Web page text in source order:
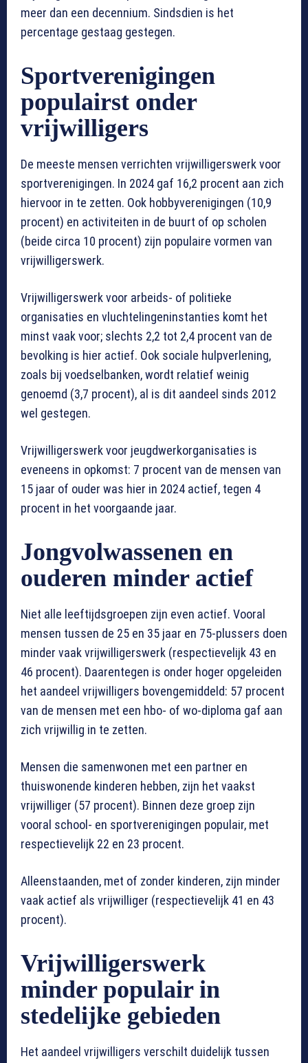
meer dan een decennium. Sindsdien is het
percentage gestaag gestegen.
Sportverenigingen
populairst onder
vrijwilligers
De meeste mensen verrichten vrijwilligerswerk voor
sportverenigingen. In 2024 gaf 16,2 procent aan zich
hiervoor in te zetten. Ook hobbyverenigingen (10,9
procent) en activiteiten in de buurt of op scholen
(beide circa 10 procent) zijn populaire vormen van
vrijwilligerswerk.
Vrijwilligerswerk voor arbeids- of politieke
organisaties en vluchtelingeninstanties komt het
minst vaak voor; slechts 2,2 tot 2,4 procent van de
bevolking is hier actief. Ook sociale hulpverlening,
zoals bij voedselbanken, wordt relatief weinig
genoemd (3,7 procent), al is dit aandeel sinds 2012
wel gestegen.
Vrijwilligerswerk voor jeugdwerkorganisaties is
eveneens in opkomst: 7 procent van de mensen van
15 jaar of ouder was hier in 2024 actief, tegen 4
procent in het voorgaande jaar.
Jongvolwassenen en
ouderen minder actief
Niet alle leeftijdsgroepen zijn even actief. Vooral
mensen tussen de 25 en 35 jaar en 75-plussers doen
minder vaak vrijwilligerswerk (respectievelijk 43 en
46 procent). Daarentegen is onder hoger opgeleiden
het aandeel vrijwilligers bovengemiddeld: 57 procent
van de mensen met een hbo- of wo-diploma gaf aan
zich vrijwillig in te zetten.
Mensen die samenwonen met een partner en
thuiswonende kinderen hebben, zijn het vaakst
vrijwilliger (57 procent). Binnen deze groep zijn
vooral school- en sportverenigingen populair, met
respectievelijk 22 en 23 procent.
Alleenstaanden, met of zonder kinderen, zijn minder
vaak actief als vrijwilliger (respectievelijk 41 en 43
procent).
Vrijwilligerswerk
minder populair in
stedelijke gebieden
Het aandeel vrijwilligers verschilt duidelijk tussen